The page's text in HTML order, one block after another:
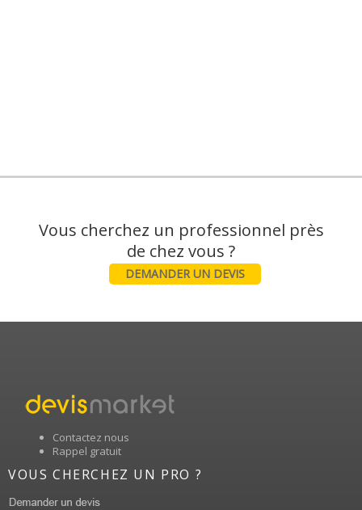
Vous cherchez un professionnel près
DEMANDER UN DEVIS
Contactez nous
Rappel gratuit
VOUS CHERCHEZ UN PRO ?